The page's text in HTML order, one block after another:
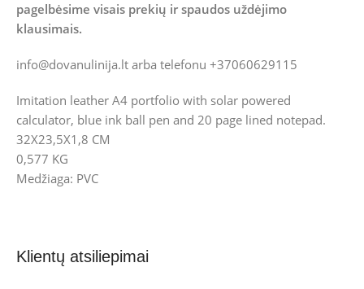
pagelbėsime visais prekių ir spaudos uždėjimo
klausimais.
info@dovanulinija.lt arba telefonu +37060629115
Imitation leather A4 portfolio with solar powered
calculator, blue ink ball pen and 20 page lined notepad.
32X23,5X1,8 CM
0,577 KG
Medžiaga: PVC
Klientų atsiliepimai